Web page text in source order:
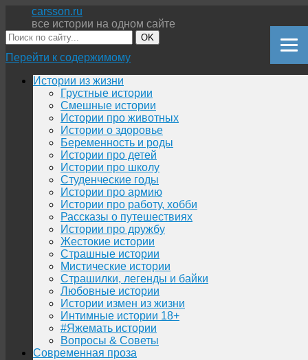
carsson.ru
все истории на одном сайте
OK
Перейти к содержимому
Истории из жизни
Грустные истории
Смешные истории
Истории про животных
Истории о здоровье
Беременность и роды
Истории про детей
Истории про школу
Студенческие годы
Истории про армию
Истории про работу, хобби
Рассказы о путешествиях
Истории про дружбу
Жестокие истории
Страшные истории
Мистические истории
Страшилки, легенды и байки
Любовные истории
Истории измен из жизни
Интимные истории 18+
#Яжемать истории
Вопросы & Советы
Современная проза